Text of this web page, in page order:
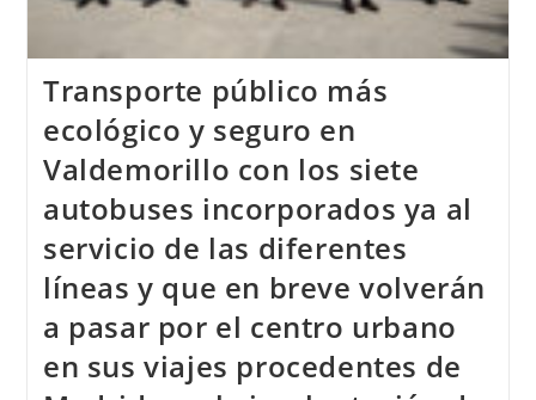
Transporte público más
ecológico y seguro en
Valdemorillo con los siete
autobuses incorporados ya al
servicio de las diferentes
líneas y que en breve volverán
a pasar por el centro urbano
en sus viajes procedentes de